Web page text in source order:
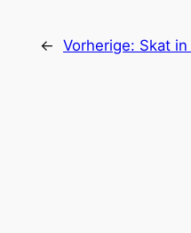
← Vorherige: Skat